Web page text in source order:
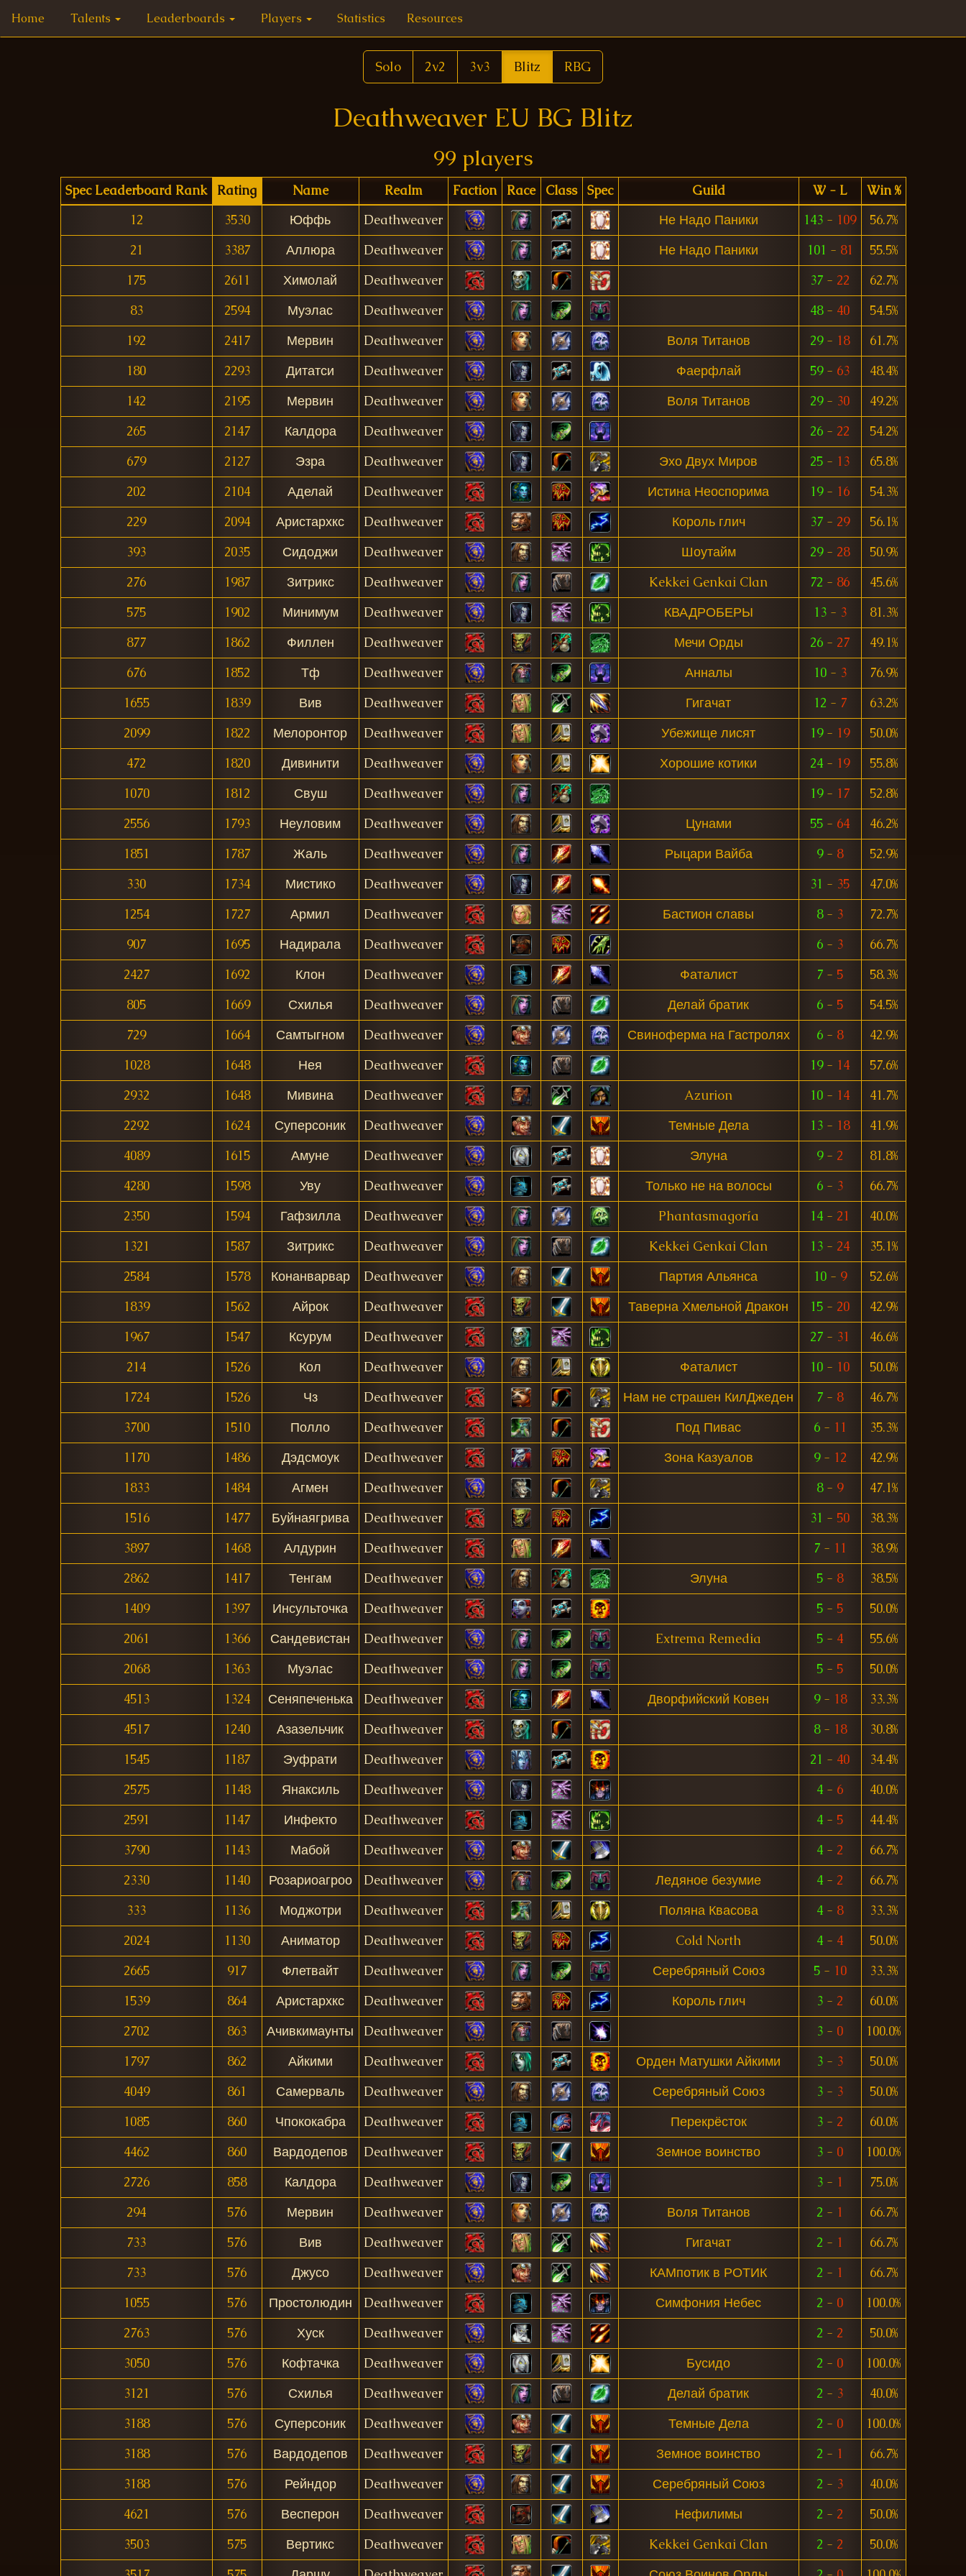
Home Talents Leaderboards Players Statistics Resources
Solo 2v2 3v3 Blitz RBG
Deathweaver EU BG Blitz
99 players
Spec Leaderboard Rank Rating Name Realm Faction Race Class Spec Guild W - L
Win %
12
3530 Юффь Deathweaver Не Надо Паники 143 - 109
56.7%
21
3387 Аллюра Deathweaver Не Надо Паники 101 - 81
55.5%
175
2611 Химолай Deathweaver 37 - 22
62.7%
83
2594 Муэлас Deathweaver 48- 40
54.5%
192
2417 Мервин Deathweaver Воля Титанов 29- 18
61.7%
180
2293 Дитатси Deathweaver Фаерфлай 59- 63
48.4%
142
2195 Мервин Deathweaver Воля Титанов 29- 30
49.2%
265
2147 Калдора Deathweaver 26 - 22
54.2%
679
2127 Эзра Deathweaver Эхо Двух Миров 25 - 13
65.8%
202
2104 Аделай Deathweaver Истина Неоспорима 19- 16
54.3%
229
2094 Аристархкс Deathweaver Король глич 37 - 29
56.1%
393
2035 Сидоджи Deathweaver Шоутайм 29- 28
50.9%
276
1987 Зитрикс Deathweaver Kekkei Genkai Clan 72 - 86
45.6%
575
1902 Минимум Deathweaver КВАДРОБЕРЫ 13- 3
81.3%
877
1862 Филлен Deathweaver Мечи Орды 26 - 27
49.1%
676
1852 Тф Deathweaver Анналы 10- 3
76.9%
1655
1839 Вив Deathweaver Гигачат 12 - 7
63.2%
2099
1822 Мелоронтор Deathweaver Убежище лисят 19- 19
50.0%
472
1820 Дивинити Deathweaver Хорошие котики 24 - 19
55.8%
1070
1812 Свуш Deathweaver 19- 17
52.8%
2556
1793 Неуловим Deathweaver Цунами 55 - 64
46.2%
1851
1787 Жаль Deathweaver Рыцари Вайба 9- 8
52.9%
330
1734 Мистико Deathweaver 31 - 35
47.0%
1254
1727 Армил Deathweaver Бастион славы 8- 3
72.7%
907
1695 Надирала Deathweaver 6 - 3
66.7%
2427
1692 Клон Deathweaver Фаталист 7 - 5
58.3%
805
1669 Схилья Deathweaver Делай братик 6 - 5
54.5%
729
1664 Самтыгном Deathweaver Свиноферма на Гастролях 6 - 8
42.9%
1028
1648 Нея Deathweaver 19- 14
57.6%
2932
1648 Мивина Deathweaver Azurion 10 - 14
41.7%
2292
1624 Суперсоник Deathweaver Темные Дела 13 - 18
41.9%
4089
1615 Амуне Deathweaver Элуна 9- 2
81.8%
4280
1598 Уву Deathweaver Только не на волосы 6 - 3
66.7%
2350
1594 Гафзилла Deathweaver Phantasmagoría 14 - 21
40.0%
1321
1587 Зитрикс Deathweaver Kekkei Genkai Clan 13 - 24
35.1%
2584
1578 Конанварвар Deathweaver Партия Альянса 10- 9
52.6%
1839
1562 Айрок Deathweaver Таверна Хмельной Дракон 15 - 20
42.9%
1967
1547 Ксурум Deathweaver 27 - 31
46.6%
214
1526 Кол Deathweaver Фаталист 10 - 10
50.0%
1724
1526 Чз Deathweaver Нам не страшен КилДжеден 7 - 8
46.7%
3700
1510 Полло Deathweaver Под Пивас 6- 11
35.3%
1170
1486 Дэдсмоук Deathweaver Зона Казуалов 9- 12
42.9%
1833
1484 Агмен Deathweaver 8- 9
47.1%
1516
1477 Буйнаягрива Deathweaver 31 - 50
38.3%
3897
1468 Алдурин Deathweaver 7- 11
38.9%
2862
1417 Тенгам Deathweaver Элуна 5 - 8
38.5%
1409
1397 Инсульточка Deathweaver 5 - 5
50.0%
2061
1366 Сандевистан Deathweaver Extrema Remedia 5 - 4
55.6%
2068
1363 Муэлас Deathweaver 5 - 5
50.0%
4513
1324 Сеняпеченька Deathweaver Дворфийский Ковен 9- 18
33.3%
4517
1240 Азазельчик Deathweaver 8- 18
30.8%
1545
1187 Эуфрати Deathweaver 21 - 40
34.4%
2575
1148 Янаксиль Deathweaver 4 - 6
40.0%
2591
1147 Инфекто Deathweaver 4 - 5
44.4%
3790
1143 Мабой Deathweaver 4 - 2
66.7%
2330
1140 Розариоагроо Deathweaver Ледяное безумие 4 - 2
66.7%
333
1136 Моджотри Deathweaver Поляна Квасова 4 - 8
33.3%
2024
1130 Аниматор Deathweaver Cold North 4 - 4
50.0%
2665
917 Флетвайт Deathweaver Серебряный Союз 5- 10
33.3%
1539
864 Аристархкс Deathweaver Король глич 3 - 2
60.0%
2702
863 Ачивкимаунты Deathweaver 3 - 0
100.0%
1797
862 Айкими Deathweaver Орден Матушки Айкими 3 - 3
50.0%
4049
861 Самерваль Deathweaver Серебряный Союз 3 - 3
50.0%
1085
860 Чпококабра Deathweaver Перекрёсток 3 - 2
60.0%
4462
860 Вардодепов Deathweaver Земное воинство 3 - 0
100.0%
2726
858 Калдора Deathweaver 3 - 1
75.0%
294
576 Мервин Deathweaver Воля Титанов 2 - 1
66.7%
733
576 Вив Deathweaver Гигачат 2 - 1
66.7%
733
576 Джусо Deathweaver КАМпотик в РОТИК 2 - 1
66.7%
1055
576 Простолюдин Deathweaver Симфония Небес 2 - 0
100.0%
2763
576 Хуск Deathweaver 2 - 2
50.0%
3050
576 Кофтачка Deathweaver Бусидо 2 - 0
100.0%
3121
576 Схилья Deathweaver Делай братик 2 - 3
40.0%
3188
576 Суперсоник Deathweaver Темные Дела 2 - 0
100.0%
3188
576 Вардодепов Deathweaver Земное воинство 2 - 1
66.7%
3188
576 Рейндор Deathweaver Серебряный Союз 2 - 3
40.0%
4621
576 Весперон Deathweaver Нефилимы 2 - 2
50.0%
3503
575 Вертикс Deathweaver Kekkei Genkai Clan 2 - 2
50.0%